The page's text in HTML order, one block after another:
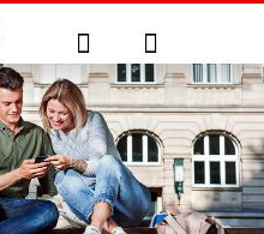
Suche Anmelden